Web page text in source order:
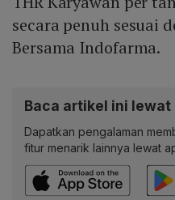
secara penuh sesuai
Bersama Indofarma.
Baca artikel ini lewat
Dapatkan pengalaman
fitur menarik lainnya lewat